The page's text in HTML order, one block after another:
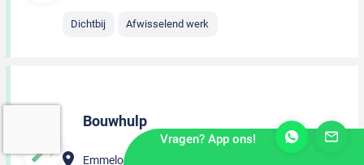
Dichtbij Afwisselend werk
Bouwhulp
Emmeloord
Vragen? App ons!